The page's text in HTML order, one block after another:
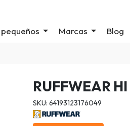
Marcas Blog
RUFFWEAR
SKU: 64193123176049